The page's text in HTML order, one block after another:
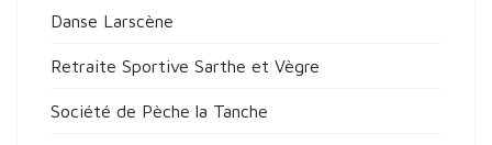
Danse Larscène
Retraite Sportive Sarthe et Vègre
Société de Pèche la Tanche